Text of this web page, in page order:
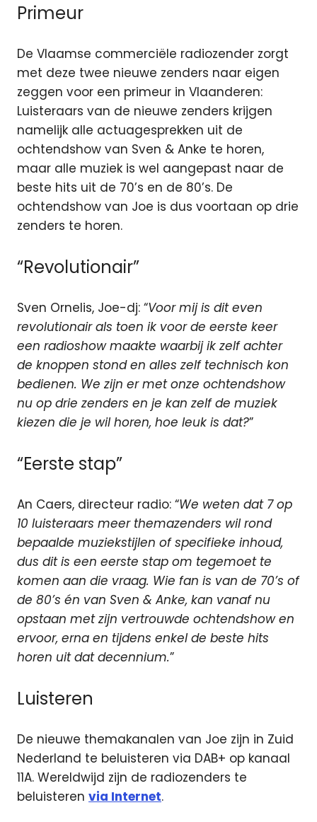
Primeur
De Vlaamse commerciële radiozender zorgt
met deze twee nieuwe zenders naar eigen
zeggen voor een primeur in Vlaanderen:
Luisteraars van de nieuwe zenders krijgen
namelijk alle actuagesprekken uit de
ochtendshow van Sven & Anke te horen,
maar alle muziek is wel aangepast naar de
beste hits uit de 70’s en de 80’s. De
ochtendshow van Joe is dus voortaan op drie
zenders te horen.
“Revolutionair”
Sven Ornelis, Joe-dj: “Voor mij is dit even
revolutionair als toen ik voor de eerste keer
een radioshow maakte waarbij ik zelf achter
de knoppen stond en alles zelf technisch kon
bedienen. We zijn er met onze ochtendshow
nu op drie zenders en je kan zelf de muziek
kiezen die je wil horen, hoe leuk is dat?”
“Eerste stap”
An Caers, directeur radio: “We weten dat 7 op
10 luisteraars meer themazenders wil rond
bepaalde muziekstijlen of specifieke inhoud,
dus dit is een eerste stap om tegemoet te
komen aan die vraag. Wie fan is van de 70’s of
de 80’s én van Sven & Anke, kan vanaf nu
opstaan met zijn vertrouwde ochtendshow en
ervoor, erna en tijdens enkel de beste hits
horen uit dat decennium.”
Luisteren
De nieuwe themakanalen van Joe zijn in Zuid
Nederland te beluisteren via DAB+ op kanaal
11A. Wereldwijd zijn de radiozenders te
beluisteren via Internet.